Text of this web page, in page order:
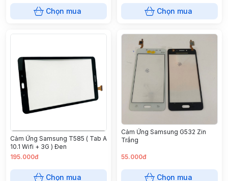
Chọn mua Chọn mua
Cảm Ứng Samsung T585 ( Tab A
10.1 Wifi + 3G ) Đen
195.000đ
Chọn mua
Cảm Ứng Samsung G532 Zin
Trắng
55.000đ
Chọn mua